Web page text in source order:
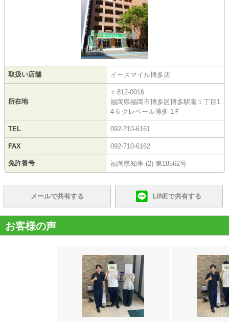
取扱い店舗 イースマイル博多店
所在地
〒812-0016
福岡県福岡市博多区博多駅南１丁目1
4-6 クレベール博多 1Ｆ
TEL 092-710-6161
FAX 092-710-6162
免許番号 福岡県知事 (2) 第18562号
メールで共有する LINEで共有する
お客様の声